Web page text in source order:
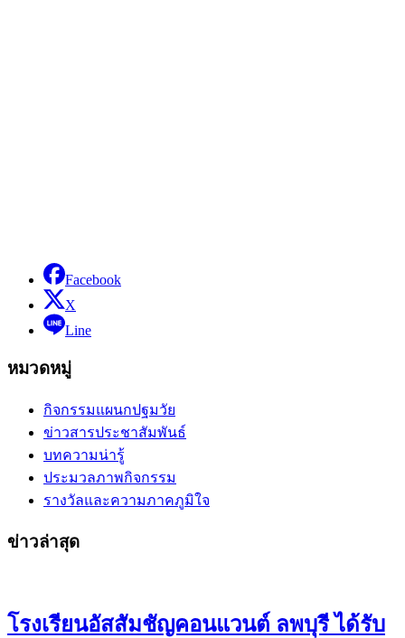
Facebook
X
Line
หมวดหมู่
กิจกรรมแผนกปฐมวัย
ข่าวสารประชาสัมพันธ์
บทความน่ารู้
ประมวลภาพกิจกรรม
รางวัลและความภาคภูมิใจ
ข่าวล่าสุด
โรงเรียนอัสสัมชัญคอนแวนต์ ลพบุรี ได้รับ